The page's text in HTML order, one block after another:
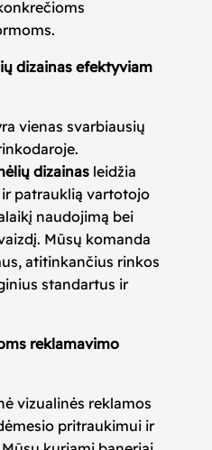
dizainas efektyviam
vienas svarbiausių
dizainasleidžia
patrauklią vartotojo
naudojimą bei
Mūsų komanda
atitinkančius rinkos
standartus ir
reklamavimo
vizualinės reklamos
pritraukimui ir